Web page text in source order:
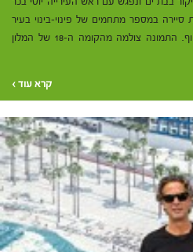
במספר מתחמים של פינוי-בינוי בעיר
ואף במלון שנבנה בימים אלו על החוף. התמונה צולמה מהקומה ה-18 של המלון
קרא עוד ›